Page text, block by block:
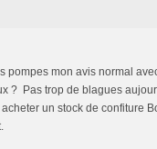
pompes mon avis normal
? Pas trop de blagues
un stock de confiture